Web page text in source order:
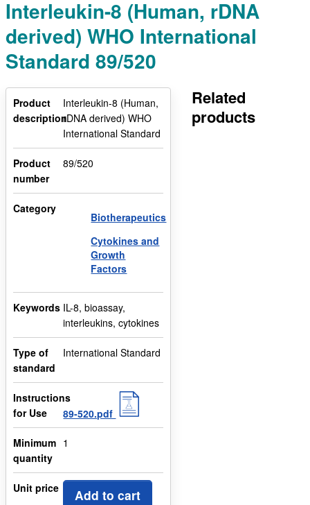
Interleukin-8 (Human, rDNA
derived) WHO International
Standard 89/520
Product
description
Interleukin-8 (Human,
rDNA derived) WHO
International Standard
Product
number
89/520
Category
Biotherapeutics
Cytokines and
Growth
Factors
Keywords IL-8, bioassay,
interleukins, cytokines
Type of
standard
International Standard
Instructions
for Use
89-520.pdf
Minimum
quantity
1
Unit price Add to cart
Related
products